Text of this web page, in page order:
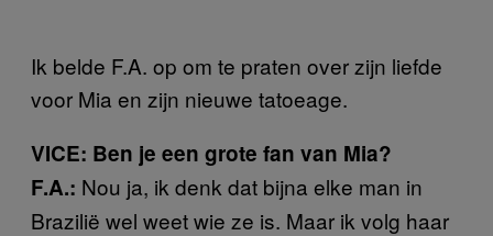
Ik belde F.A. op om te praten over zijn liefde
voor Mia en zijn nieuwe tatoeage.
VICE: Ben je een grote fan van Mia?
F.A.: Nou ja, ik denk dat bijna elke man in
Brazilië wel weet wie ze is. Maar ik volg haar